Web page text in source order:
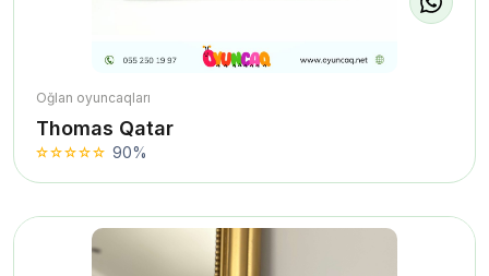
Oğlan oyuncaqları
Thomas Qatar
90%